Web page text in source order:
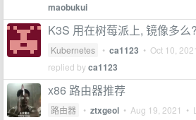
maobukui
K3S 用在树莓派上, 镜像多么?
Kubernetes • ca1123 • Oct 10, 2021
replied byca1123
x86 路由器推荐
路由器 • ztxgeol • Aug 19, 2021 •